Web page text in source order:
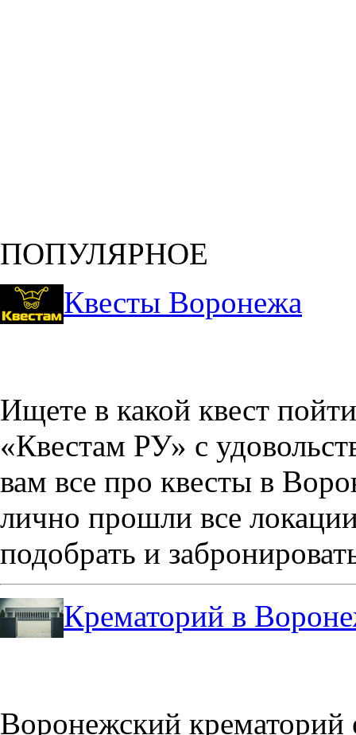
ПОПУЛЯРНОЕ
Квесты Воронежа
Ищете в какой квест
«Квестам РУ» с
вам все про квесты в
лично прошли все
подобрать и
Крематорий в
Воронежский крематорий